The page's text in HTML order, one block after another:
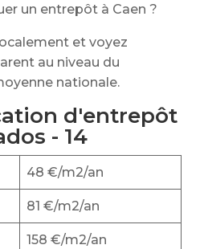
un entrepôt à Caen ?
et voyez
au niveau du
nationale.
d'entrepôt
- 14
48 €/m2/an
81 €/m2/an
158 €/m2/an